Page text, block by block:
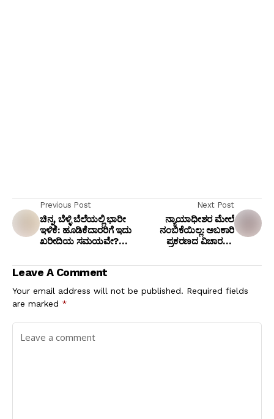
Previous Post
ಚಿನ್ನ, ಬೆಳ್ಳಿ ಬೆಲೆಯಲ್ಲಿ ಭಾರೀ
ಇಳಿಕೆ: ಹೂಡಿಕೆದಾರರಿಗೆ ಇದು
ಖರೀದಿಯ ಸಮಯವೇ?
Next Post
ನ್ಯಾಯಾಧೀಶರ ಮೇಲೆ
ನಂಬಿಕೆಯಿಲ್ಲ: ಅಬಕಾರಿ
ಪ್ರಕರಣದ ವಿಚಾರಣೆಗೆ
ಕೇಜ್ರಿವಾಲ್ ನಿರ್ಧಾರ!
Leave A Comment
Your email address will not be published. Required fields
are marked *